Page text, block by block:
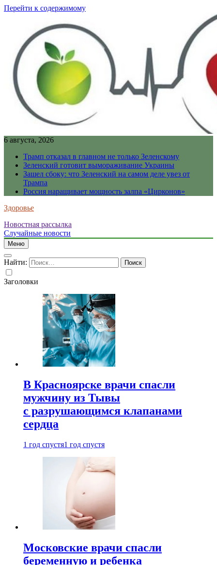
Перейти к содержимому
6 августа, 2026
Трамп отказал в главном не только Зеленскому
Зеленский готовит вымораживание Украины
Зашел сбоку: что Зеленский на самом деле увез от
Трампа
Россия наращивает мощность залпа «Цирконов»
Здоровье
Новостная рассылка
Случайные новости
Меню
Найти:
Заголовки
В Красноярске врачи спасли
мужчину из Тывы
с разрушающимся клапанами
сердца
1 год спустя1 год спустя
Московские врачи спасли
беременную и ребенка